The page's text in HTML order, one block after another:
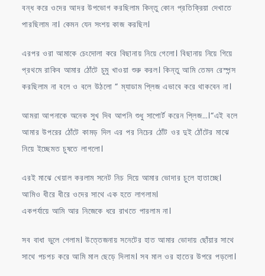
বন্ধ করে ওদের আদর উপভোগ করছিলাম কিন্তু কোন প্রতিক্রিয়া দেখাতে
পারছিলাম না। কেমন যেন সংশয় কাজ করছিল।
এরপর ওরা আমাকে চেংদোলা করে বিছানায় নিয়ে গেলো। বিছানায় নিয়ে গিয়ে
প্রথমে রাকিব আমার ঠোঁটে চুমু খাওয়া শুরু করল। কিন্তু আমি তেমন রেস্পন্স
করছিলাম না বলে ও বলে উঠলো “ ম্যাডাম প্লিজ এভাবে করে থাকবেন না।
আমরা আপনাকে অনেক সুখ দিব আপনি শুধু সাপোর্ট করেন প্লিজ…।“এই বলে
আমার উপরের ঠোঁটে কামড় দিল এর পর নিচের ঠোঁট ওর দুই ঠোঁটের মাঝে
নিয়ে ইচ্ছেমত চুষতে লাগলো।
এরই মাঝে খেয়াল করলাম সনেট নিচ দিয়ে আমার ভোদার চুলে হাতাচ্ছে।
আমিও ধীরে ধীরে ওদের সাথে এক হতে লাগলাম।
একপর্যায়ে আমি আর নিজেকে ধরে রাখতে পারলাম না।
সব বাধা ভুলে গেলাম। উত্তেজনায় সনেটের হাত আমার ভোদায় ছোঁয়ার সাথে
সাথে পচপচ করে আমি মাল ছেড়ে দিলাম। সব মাল ওর হাতের উপরে পড়লো।